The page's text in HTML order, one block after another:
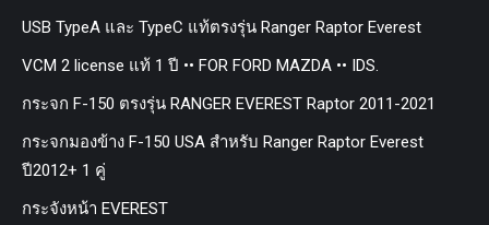
USB TypeA และ TypeC แท้ตรงรุ่น Ranger Raptor Everest
VCM 2 license แท้ 1 ปี •• FOR FORD MAZDA •• IDS.
กระจก F-150 ตรงรุ่น RANGER EVEREST Raptor 2011-2021
กระจกมองข้าง F-150 USA สำหรับ Ranger Raptor Everest
ปี2012+ 1 คู่
กระจังหน้า EVEREST